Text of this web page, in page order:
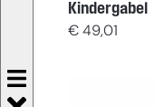
Kindergabel
€49,01